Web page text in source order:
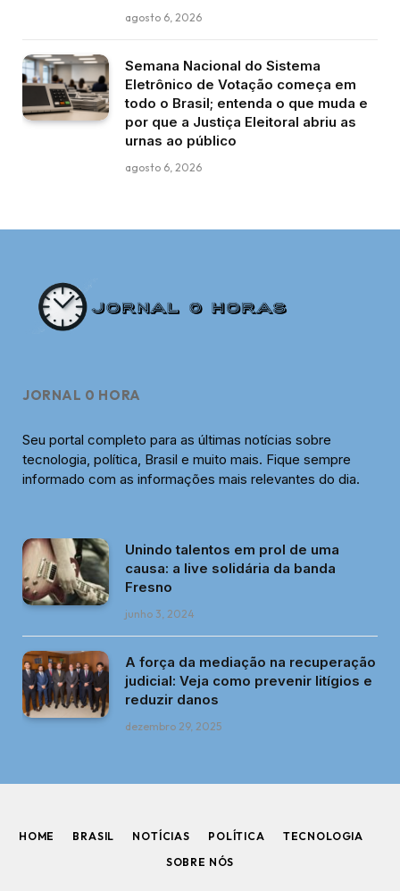
agosto 6, 2026
Semana Nacional do Sistema
Eletrônico de Votação começa em
todo o Brasil; entenda o que muda e
por que a Justiça Eleitoral abriu as
urnas ao público
agosto 6, 2026
JORNAL 0 HORA
Seu portal completo para as últimas notícias sobre
tecnologia, política, Brasil e muito mais. Fique sempre
informado com as informações mais relevantes do dia.
Unindo talentos em prol de uma
causa: a live solidária da banda
Fresno
junho 3, 2024
A força da mediação na recuperação
judicial: Veja como prevenir litígios e
reduzir danos
dezembro 29, 2025
HOME BRASIL NOTÍCIAS POLÍTICA
TECNOLOGIA
SOBRE NÓS